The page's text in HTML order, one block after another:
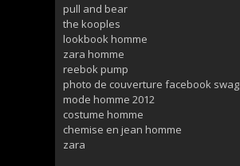
pull and bear
the kooples
lookbook homme
zara homme
reebok pump
photo de couverture facebook swag
mode homme 2012
costume homme
chemise en jean homme
zara